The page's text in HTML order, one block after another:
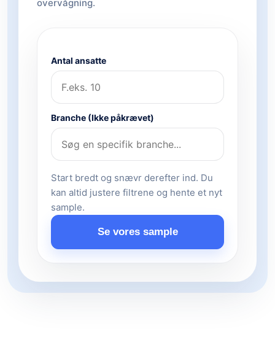
overvågning.
Antal ansatte
Branche (Ikke påkrævet)
Start bredt og snævr derefter ind. Du
kan altid justere filtrene og hente et nyt
sample.
Se vores sample